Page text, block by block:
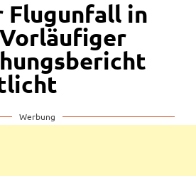
Flugunfall in
Werbung